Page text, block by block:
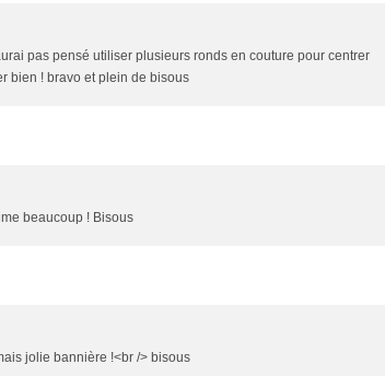
pas pensé utiliser plusieurs ronds en couture pour centrer
bien ! bravo et plein de bisous
beaucoup ! Bisous
jolie bannière !<br /> bisous